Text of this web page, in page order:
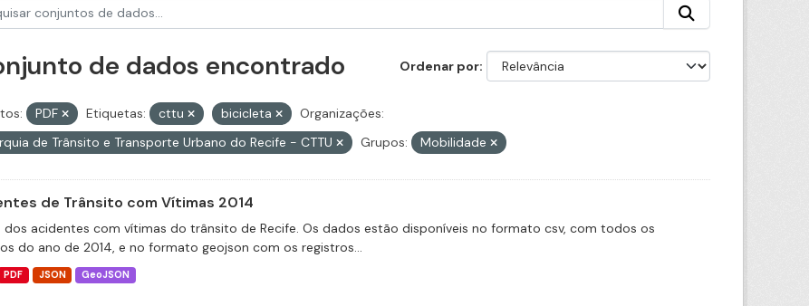
Ordenar por
de dados encontrado
PDF Etiquetas: cttu bicicleta
Organizações:
de Trânsito e Transporte Urbano do Recife - CTTU
Grupos: Mobilidade
de Trânsito com Vítimas 2014
dos acidentes com vítimas do trânsito de Recife. Os dados estão disponíveis no formato csv, com todos os
do ano de 2014, e no formato geojson com os registros...
PDF JSON GeoJSON